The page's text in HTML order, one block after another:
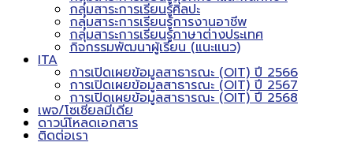
กลุ่มสาระการเรียนรู้ศิลปะ
กลุ่มสาระการเรียนรู้การงานอาชีพ
กลุ่มสาระการเรียนรู้ภาษาต่างประเทศ
กิจกรรมพัฒนาผู้เรียน (แนะแนว)
ITA
การเปิดเผยข้อมูลสาธารณะ (OIT) ปี 2566
การเปิดเผยข้อมูลสาธารณะ (OIT) ปี 2567
การเปิดเผยข้อมูลสาธารณะ (OIT) ปี 2568
เพจ/โซเชียลมีเดีย
ดาวน์โหลดเอกสาร
ติดต่อเรา